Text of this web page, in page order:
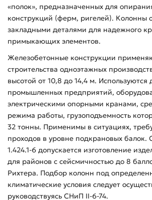
«полок», предназначенных для
конструкций (ферм, ригелей). Колонны
закладными деталями для надежного
примыкающих элементов.
Железобетонные конструкции
строительства одноэтажных
высотой от 10,8 до 14,4 м. Используются
промышленных предприятий,
электрическими опорными кранами,
режима работы, грузоподъемность
32 тонны. Применимы в ситуациях,
проходов в уровне подкрановых балок.
1.424.1-6 допускается изготовление
для районов с сейсмичностью до 8
Рихтера. Подбор колонн под
климатические условия следует
руководствуясь СНиП II-6-74.